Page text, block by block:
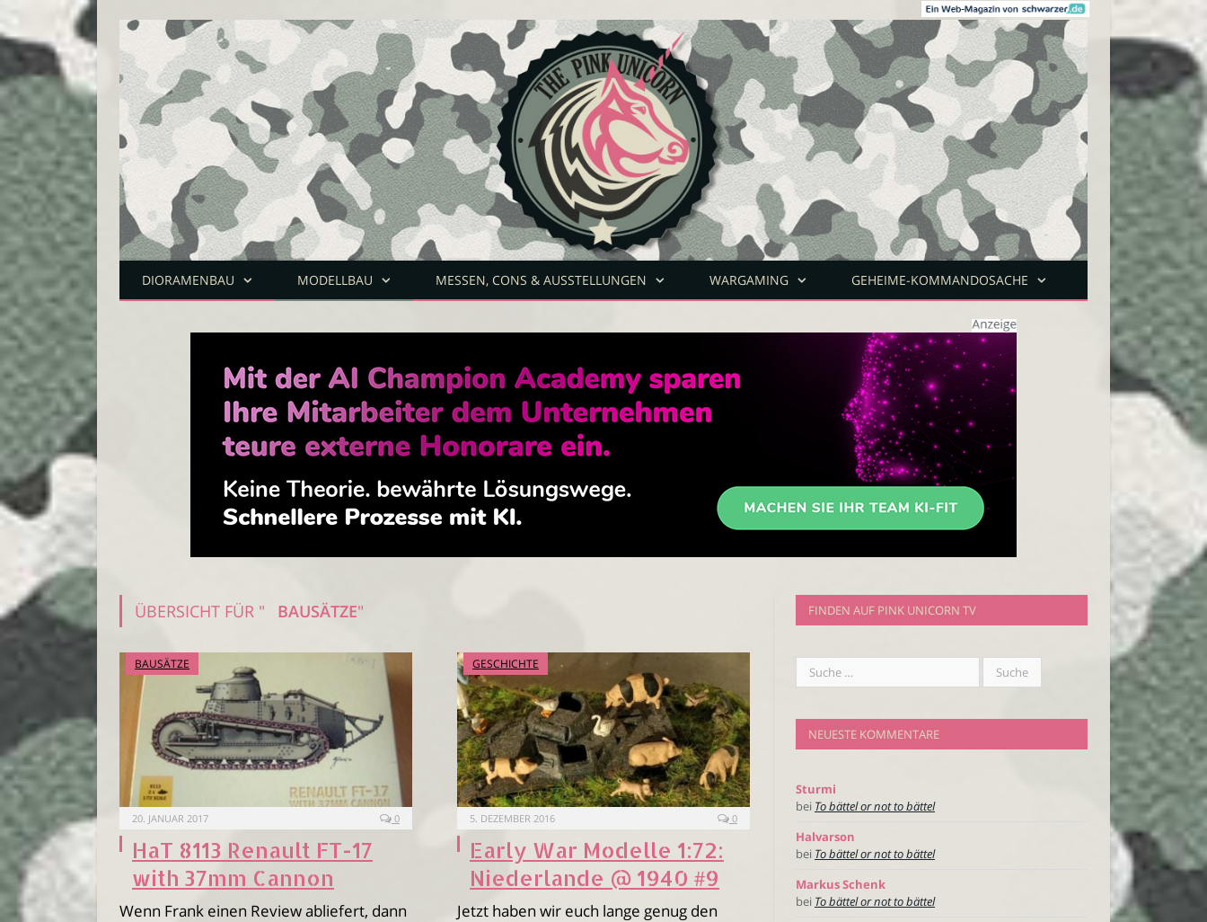
DIORAMENBAU MODELLBAU MESSEN, CONS & AUSSTELLUNGEN WARGAMING GEHEIME-KOMMANDOSACHE
ÜBERSICHT FÜR " BAUSÄTZE"
BAUSÄTZE
20. JANUAR 2017 0
HaT 8113 Renault FT-17
with 37mm Cannon
Wenn Frank einen Review abliefert, dann
GESCHICHTE
5. DEZEMBER 2016 0
Early War Modelle 1:72:
Niederlande @ 1940 #9
Jetzt haben wir euch lange genug den
FINDEN AUF PINK UNICORN TV
NEUESTE KOMMENTARE
Sturmi
bei To bättel or not to bättel
Halvarson
bei To bättel or not to bättel
Markus Schenk
bei To bättel or not to bättel